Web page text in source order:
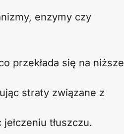
enzymy czy
przekłada się na niższe
straty związane z
tłuszczu.